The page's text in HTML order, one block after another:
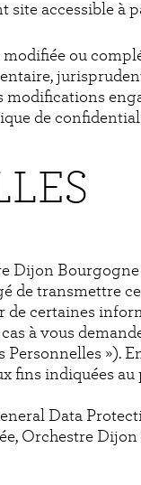
site accessible à
ou
modifications
de
Dijon
de transmettre
certaines
à vous
»).
indiquées
Data
Orchestre